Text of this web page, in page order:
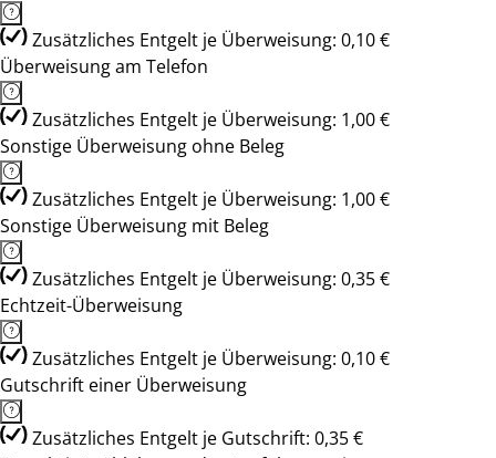
Zusätzliches Entgelt je Überweisung: 0,10 €
Überweisung am Telefon
Zusätzliches Entgelt je Überweisung: 1,00 €
Sonstige Überweisung ohne Beleg
Zusätzliches Entgelt je Überweisung: 1,00 €
Sonstige Überweisung mit Beleg
Zusätzliches Entgelt je Überweisung: 0,35 €
Echtzeit-Überweisung
Zusätzliches Entgelt je Überweisung: 0,10 €
Gutschrift einer Überweisung
Zusätzliches Entgelt je Gutschrift: 0,35 €